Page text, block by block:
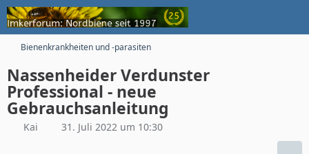
Bienenkrankheiten und -parasiten
Nassenheider Verdunster
Professional - neue
Gebrauchsanleitung
Kai 31. Juli 2022 um 10:30